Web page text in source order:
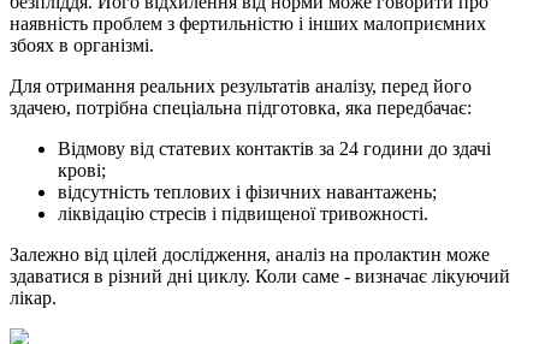
наявність проблем з фертильністю і інших малоприємних
збоях в організмі.
Для отримання реальних результатів аналізу, перед його
здачею, потрібна спеціальна підготовка, яка передбачає:
Відмову від статевих контактів за 24 години до здачі
крові;
відсутність теплових і фізичних навантажень;
ліквідацію стресів і підвищеної тривожності.
Залежно від цілей дослідження, аналіз на пролактин може
здаватися в різний дні циклу. Коли саме - визначає лікуючий
лікар.